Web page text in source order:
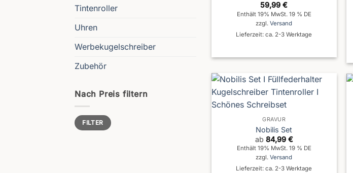
Tintenroller
Uhren
Werbekugelschreiber
Zubehör
Nach Preis filtern
Min.
Preis
Max.
PreisFILTER
59,99€
Enthält 19% MwSt. 19 % DE
zzgl.Versand
Lieferzeit: ca. 2-3 Werktage
GRAVUR
Nobilis Set
ab 84,99 €
Enthält 19% MwSt. 19 % DE
zzgl.Versand
Lieferzeit: ca. 2-3 Werktage